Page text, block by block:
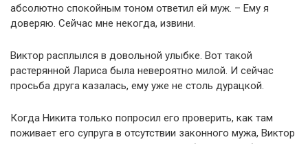
абсолютно спокойным тоном ответил ей муж. – Ему я
доверяю. Сейчас мне некогда, извини.
Виктор расплылся в довольной улыбке. Вот такой
растерянной Лариса была невероятно милой. И сейчас
просьба друга казалась, ему уже не столь дурацкой.
Когда Никита только попросил его проверить, как там
поживает его супруга в отсутствии законного мужа, Виктор